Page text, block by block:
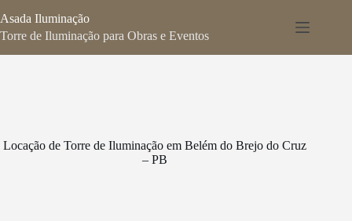
para
o
Asada Iluminação
Torre de Iluminação para Obras e Eventos
Locação de Torre de Iluminação em Belém do Brejo do Cruz
– PB